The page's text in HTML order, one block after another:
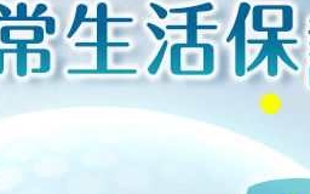
即時審查核予不同之
結果請求用戶進行身
５．嚴禁一人註冊多
形，恩沛科技股份有